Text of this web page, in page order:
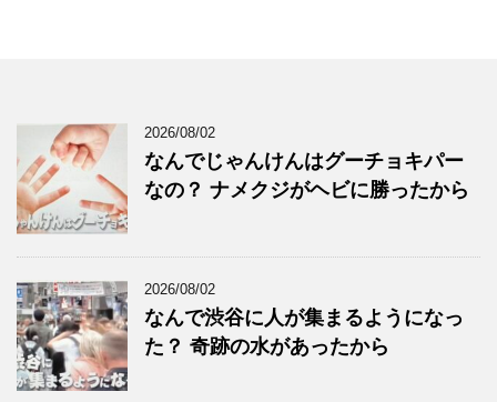
2026/08/02
なんでじゃんけんはグーチョキパー
なの？ ナメクジがヘビに勝ったから
2026/08/02
なんで渋谷に人が集まるようになっ
た？ 奇跡の水があったから